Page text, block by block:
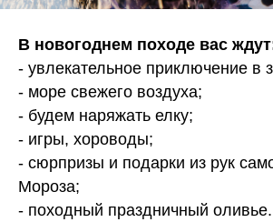
В новогоднем походе вас
- увлекательное приключение в
- море свежего воздуха;
- будем наряжать елку;
- игры, хороводы;
- сюрпризы и подарки из рук
Мороза;
- походный праздничный оливье.